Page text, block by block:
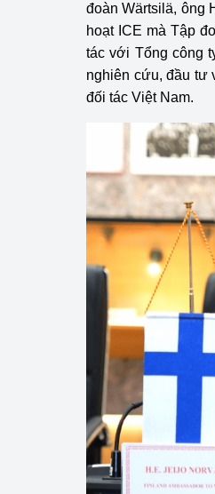
đoàn Wärtsilä, ông
hoạt ICE mà Tập
tác với Tổng công
nghiên cứu, đầu tư
đối tác Việt Nam.